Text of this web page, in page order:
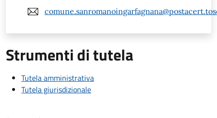
Strumenti di tutela
Tutela amministrativa
Tutela giurisdizionale